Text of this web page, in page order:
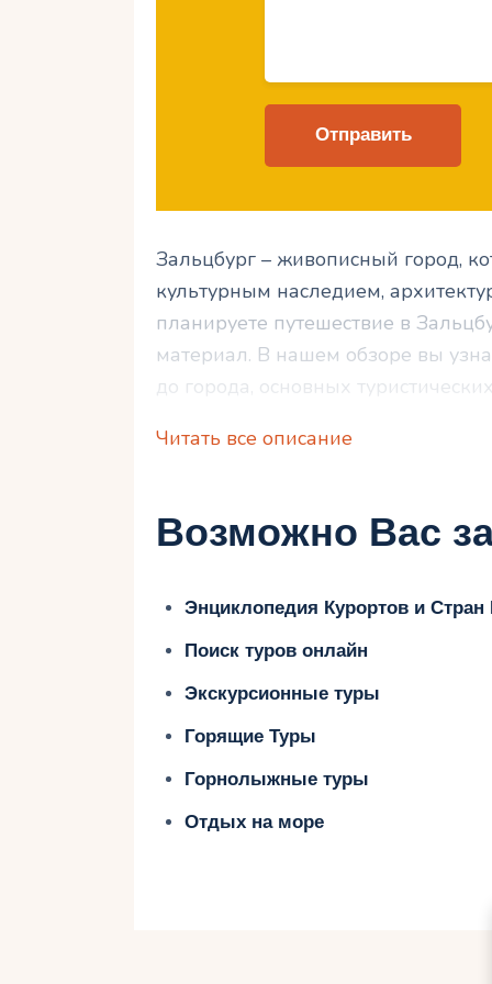
Зальцбург – живописный город,
культурным наследием,
планируете путешествие в
материал. В нашем обзоре вы
до города, основных
аутентичной местной кухней.
путешественников. Вам
путь знакомства с этим
Железнодорожные
способ добраться
Железнодорожные туры в
добраться до этого волшебного
железнодорожной системе,
находится в центре города, что
Читать все описание
Возможно Вас
Энциклопедия Курортов и Стран
Поиск туров онлайн
Экскурсионные туры
Горящие Туры
Горнолыжные туры
Отдых на море